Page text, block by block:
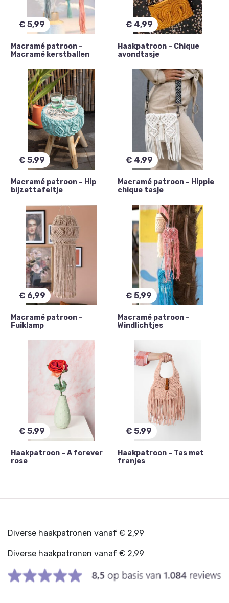
€ 5,99
Macramé patroon –
Macramé kerstballen
€ 4,99
Haakpatroon – Chique
avondtasje
€ 5,99
Macramé patroon – Hip
bijzettafeltje
€ 4,99
Macramé patroon – Hippie
chique tasje
€ 6,99
Macramé patroon –
Fuiklamp
€ 5,99
Macramé patroon –
Windlichtjes
€ 5,99
Haakpatroon – A forever
rose
€ 5,99
Haakpatroon – Tas met
franjes
Diverse haakpatronen vanaf € 2,99
Diverse haakpatronen vanaf € 2,99